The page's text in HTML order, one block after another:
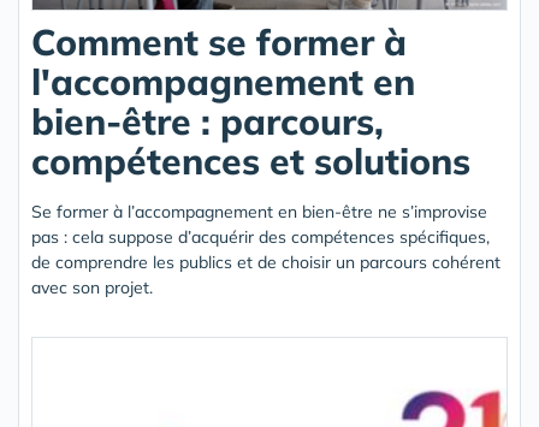
Comment se former à
l'accompagnement en
bien-être : parcours,
compétences et solutions
Se former à l’accompagnement en bien-être ne s’improvise
pas : cela suppose d’acquérir des compétences spécifiques,
de comprendre les publics et de choisir un parcours cohérent
avec son projet.